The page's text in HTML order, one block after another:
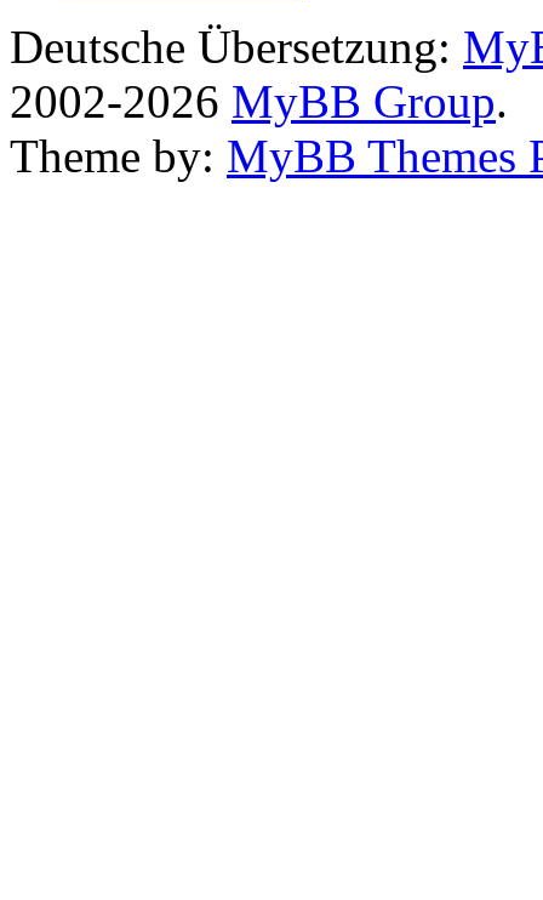
Deutsche Übersetzung:
2002-2026 MyBB Group.
Theme by: MyBB Themes